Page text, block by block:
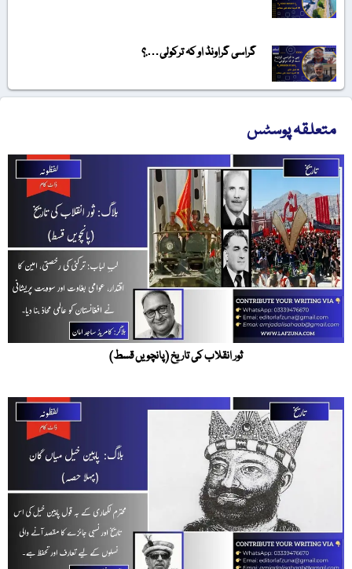
گراسی گراونڈ او کہ ترکولی….؟
متعلقہ پوسٹس
ثور انقلاب کی تاریخ (پانچویں قسط)